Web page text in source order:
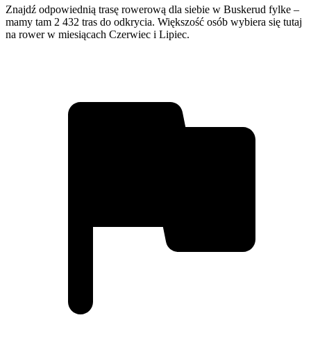
Znajdź odpowiednią trasę rowerową dla siebie w Buskerud fylke –
mamy tam 2 432 tras do odkrycia. Większość osób wybiera się tutaj
na rower w miesiącach Czerwiec i Lipiec.